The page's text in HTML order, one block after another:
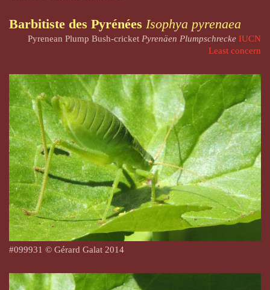
Barbitiste des Pyrénées Isophya pyrenaea
Pyrenean Plump Bush-cricket Pyrenäen Plumpschrecke IUCN
Least concern
#099931 © Gérard Galat 2014